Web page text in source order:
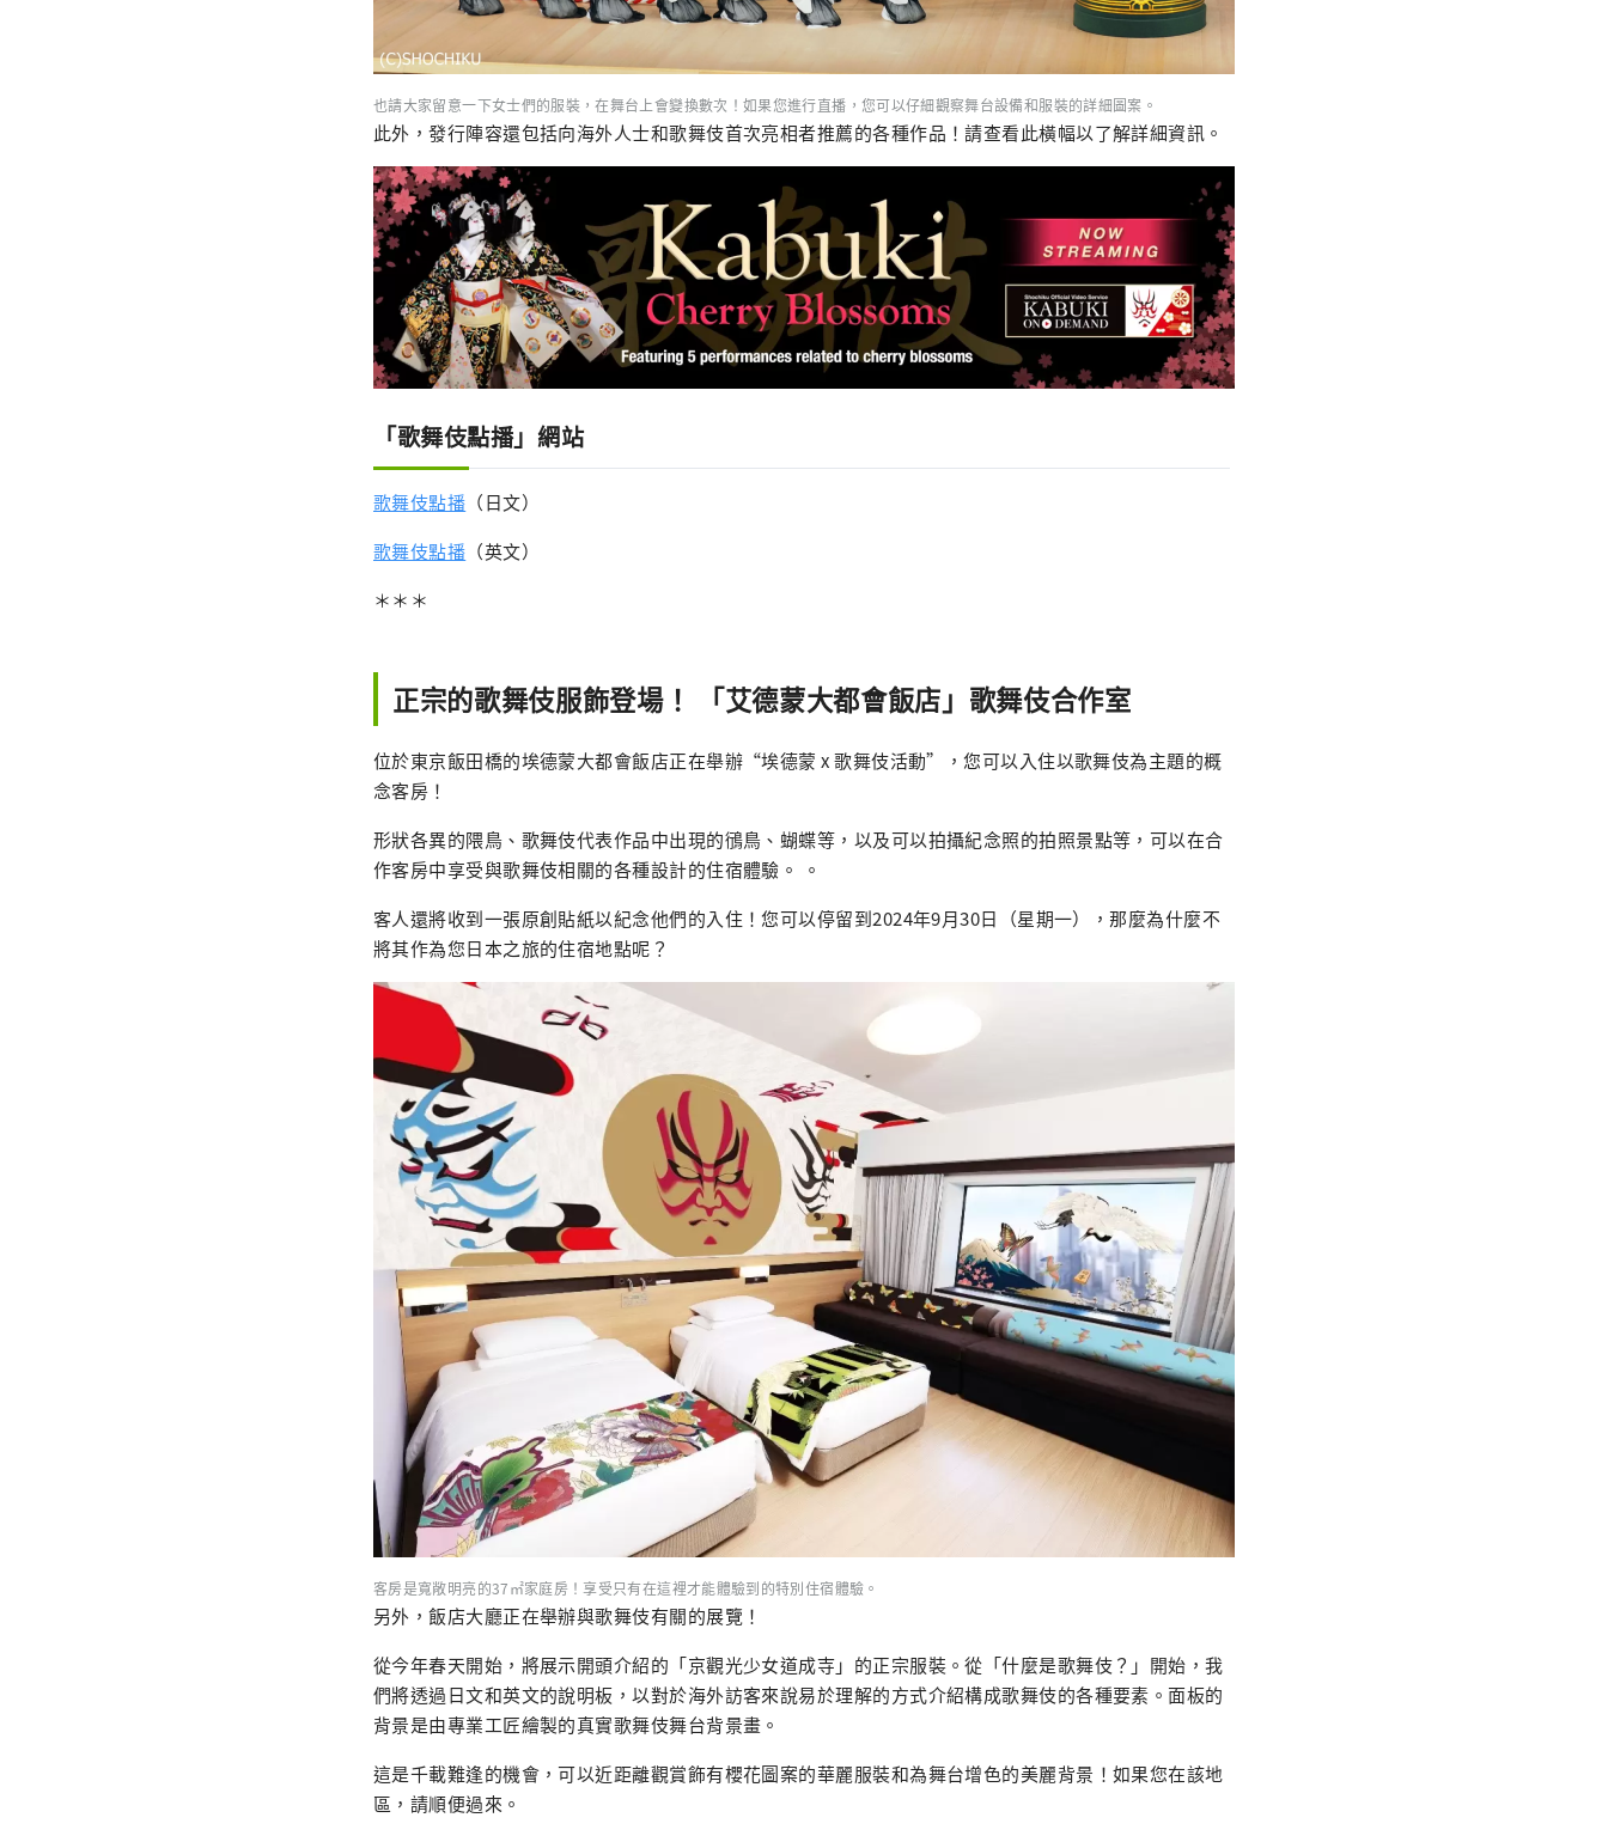
也請大家留意一下女士們的服裝，在舞台上會變換數次！如果您進行直播，您可以仔細觀察舞台設備和服裝的詳細圖案。
此外，發行陣容還包括向海外人士和歌舞伎首次亮相者推薦的各種作品！請查看此橫幅以了解詳細資訊。
「歌舞伎點播」網站
歌舞伎點播 （日文）
歌舞伎點播 （英文）
＊＊＊
正宗的歌舞伎服飾登場！ 「艾德蒙大都會飯店」歌舞伎合作室
位於東京飯田橋的埃德蒙大都會飯店正在舉辦“埃德蒙 x 歌舞伎活動”，您可以入住以歌舞伎為主題的概
念客房！
形狀各異的隈鳥、歌舞伎代表作品中出現的鴴鳥、蝴蝶等，以及可以拍攝紀念照的拍照景點等，可以在合
作客房中享受與歌舞伎相關的各種設計的住宿體驗。 。
客人還將收到一張原創貼紙以紀念他們的入住！您可以停留到2024年9月30日（星期一），那麼為什麼不
將其作為您日本之旅的住宿地點呢？
客房是寬敞明亮的37㎡家庭房！享受只有在這裡才能體驗到的特別住宿體驗。
另外，飯店大廳正在舉辦與歌舞伎有關的展覽！
從今年春天開始，將展示開頭介紹的「京觀光少女道成寺」的正宗服裝。從「什麼是歌舞伎？」開始，我
們將透過日文和英文的說明板，以對於海外訪客來說易於理解的方式介紹構成歌舞伎的各種要素。面板的
背景是由專業工匠繪製的真實歌舞伎舞台背景畫。
這是千載難逢的機會，可以近距離觀賞飾有櫻花圖案的華麗服裝和為舞台增色的美麗背景！如果您在該地
區，請順便過來。